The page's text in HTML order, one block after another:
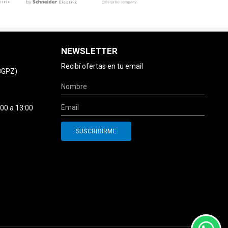
a 13:00
NEWSLETTER
Recibí ofertas en tu email